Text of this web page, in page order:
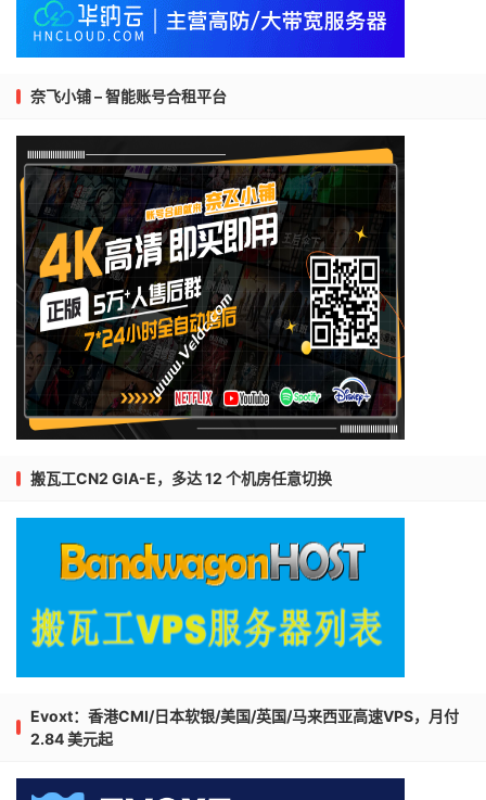
奈飞小铺 – 智能账号合租平台
搬瓦工CN2 GIA-E，多达 12 个机房任意切换
Evoxt：香港CMI/日本软银/美国/英国/马来西亚高速VPS，月付
2.84 美元起